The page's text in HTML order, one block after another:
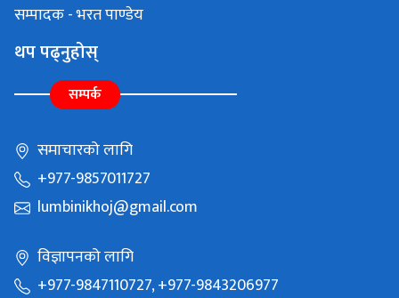
सम्पादक - भरत पाण्डेय
थप पढ्नुहोस्
सम्पर्क
समाचारको लागि
+977-9857011727
lumbinikhoj@gmail.com
विज्ञापनको लागि
+977-9847110727, +977-9843206977